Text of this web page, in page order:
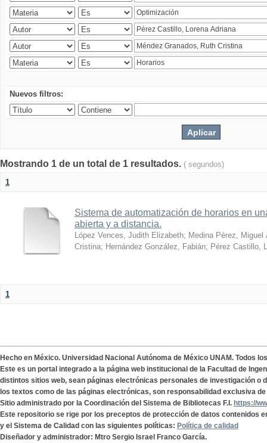
Nuevos filtros:
Mostrando 1 de un total de 1 resultados. ( segundos)
1
Sistema de automatización de horarios en
abierta y a distancia.
López Vences, Judith Elizabeth; Medina Pérez, Miguel
Cristina; Hernández González, Fabián; Pérez Castillo,
1
Hecho en México. Universidad Nacional Autónoma de México UNAM. Todos
Este es un portal integrado a la página web institucional de la Facultad de
distintos sitios web, sean páginas electrónicas personales de investigación o
los textos como de las páginas electrónicas, son responsabilidad exclusiva
Sitio administrado por la Coordinación del Sistema de Bibliotecas F.I. https://
Este repositorio se rige por los preceptos de protección de datos contenidos
y el Sistema de Calidad con las siguientes políticas: Política de calidad
Diseñador y administrador: Mtro Sergio Israel Franco García.